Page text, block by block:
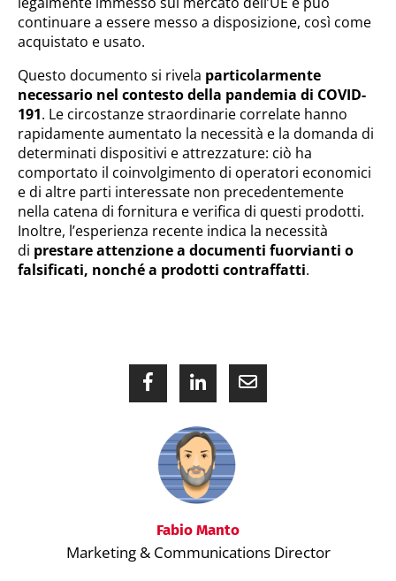
continuare a essere messo a disposizione, così come
acquistato e usato.
Questo documento si rivela particolarmente
necessario nel contesto della pandemia di COVID-
191. Le circostanze straordinarie correlate hanno
rapidamente aumentato la necessità e la domanda di
determinati dispositivi e attrezzature: ciò ha
comportato il coinvolgimento di operatori economici
e di altre parti interessate non precedentemente
nella catena di fornitura e verifica di questi prodotti.
Inoltre, l’esperienza recente indica la necessità
di prestare attenzione a documenti fuorvianti o
falsificati, nonché a prodotti contraffatti.
Fabio Manto
Marketing & Communications Director